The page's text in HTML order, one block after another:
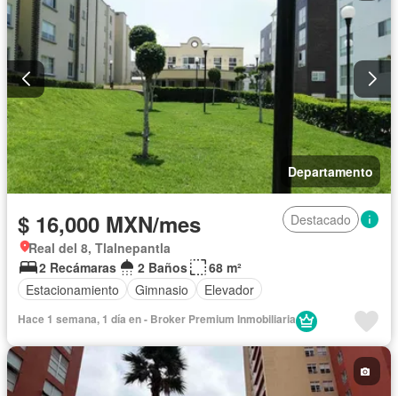
Departamento
$ 16,000 MXN/mes
Destacado
Real del 8, Tlalnepantla
2 Recámaras
2 Baños
68 m²
Estacionamiento
Gimnasio Elevador
Hace 1 semana, 1 día en - Broker Premium Inmobiliaria